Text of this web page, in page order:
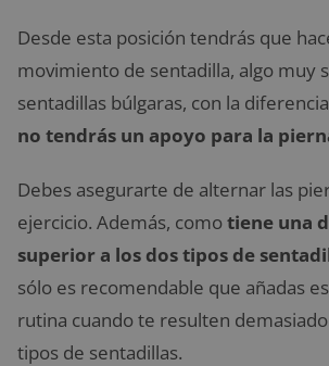
Desde esta posición tendrás que
movimiento de sentadilla, algo muy
sentadillas búlgaras, con la
no tendrás un apoyo para la
Debes asegurarte de alternar las
ejercicio. Además, comotiene una
superior a los dos tipos de
sólo es recomendable que añadas
rutina cuando te resulten
tipos de sentadillas.